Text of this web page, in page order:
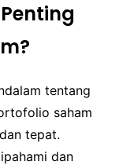
tentang
saham
tepat.
dan